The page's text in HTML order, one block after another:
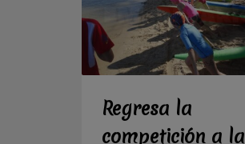
Regresa la
competición a la